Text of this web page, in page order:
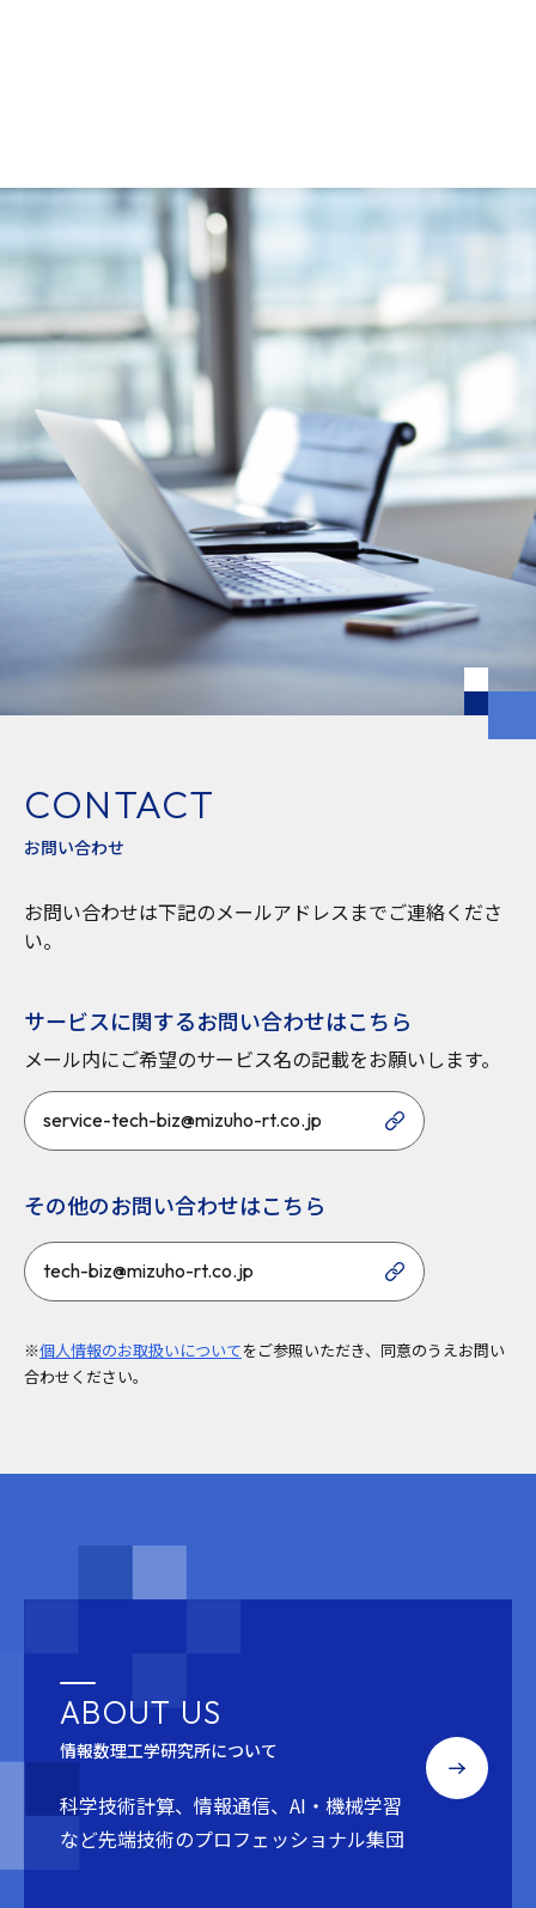
CONTACT
お問い合わせ
お問い合わせは下記のメールアドレスまでご連絡くださ
い。
サービスに関するお問い合わせはこちら
メール内にご希望のサービス名の記載をお願いします。
service-tech-biz@mizuho-rt.co.jp
その他のお問い合わせはこちら
tech-biz@mizuho-rt.co.jp
※個人情報のお取扱いについてをご参照いただき、同意のうえお問い
合わせください。
ABOUT US
情報数理工学研究所について
科学技術計算、情報通信、AI・機械学習
など先端技術のプロフェッショナル集団